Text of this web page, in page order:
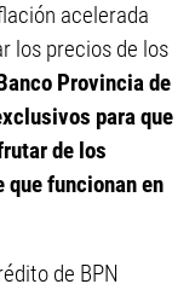
acelerada
los precios de los
Provincia de
para que
de los
que funcionan en
de BPN